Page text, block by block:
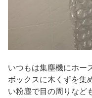
いつもは集塵機にホー
ボックスに木くずを集
い粉塵で目の周りなど